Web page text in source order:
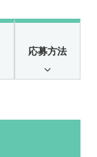
応募方法